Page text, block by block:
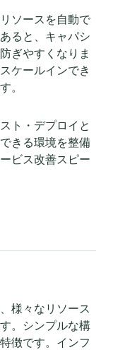
ソースを自動で
ると、キャパシ
ぎやすくなりま
ケールインでき
。
ト・デプロイと
きる環境を整備
ビス改善スピー
様々なリソース
。シンプルな構
徴です。インフ